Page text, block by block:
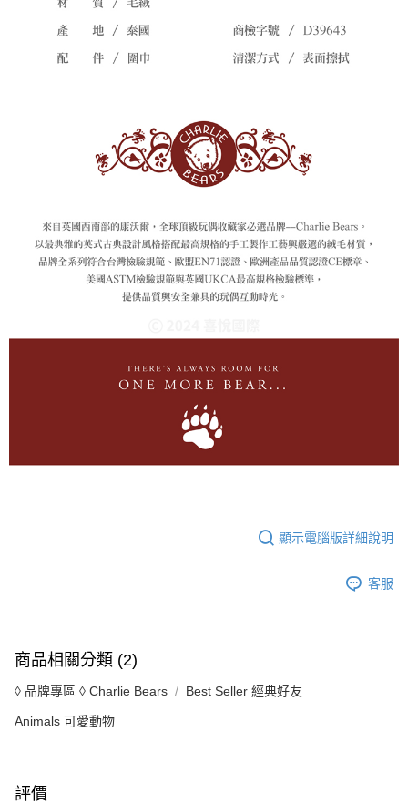
顯示電腦版詳細說明
客服
商品相關分類 (2)
◊ 品牌專區 ◊ Charlie Bears Best Seller 經典好友
Animals 可愛動物
評價